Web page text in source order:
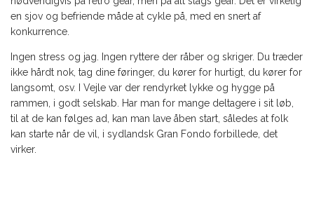
en sjov og befriende måde at cykle på, med en snert af
konkurrence.
Ingen stress og jag. Ingen ryttere der råber og skriger. Du træder
ikke hårdt nok, tag dine føringer, du kører for hurtigt, du kører for
langsomt, osv. I Vejle var der rendyrket lykke og hygge på
rammen, i godt selskab. Har man for mange deltagere i sit løb,
til at de kan følges ad, kan man lave åben start, således at folk
kan starte når de vil, i sydlandsk Gran Fondo forbillede, det
virker.